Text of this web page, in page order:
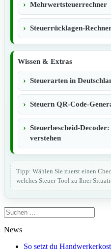
Mehrwertsteuerrechner
Steuerrücklagen-
Wissen & Extras
Steuerarten in
Steuern QR-Code-
Steuerbescheid-
verstehen
Tipp: Wählen Sie zuerst einen
welches Steuer-Tool zu Ihrer
Suchen
nach:
News
So setzt du